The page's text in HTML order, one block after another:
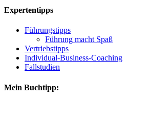
Expertentipps
Führungstipps
Führung macht Spaß
Vertriebstipps
Individual-Business-Coaching
Fallstudien
Mein Buchtipp: